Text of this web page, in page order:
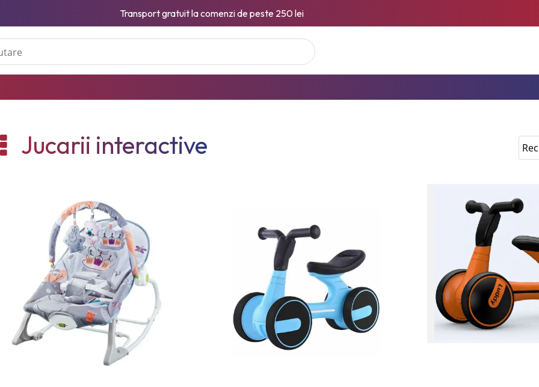
Plaseaza comanda pana la ora 12:00 si iti expediem produsul in aceiasi zi, acasa sau la easy box!
Jucarii interactive